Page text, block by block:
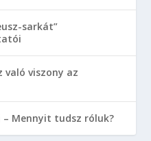
sarkát”
való viszony az
Mennyit tudsz róluk?